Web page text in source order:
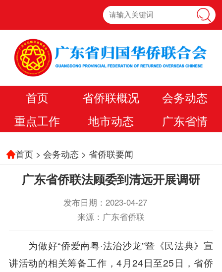
首页 省侨联概况
会务动态
重点工作
地市动态 广东省情
首页 >会务动态 >省侨联要闻
广东省侨联法顾委到清远开展调研
发布日期：2023-04-27
来源：广东省侨联
为做好“侨爱南粤·法治沙龙”暨《民法典》宣
讲活动的相关筹备工作，4月24日至25日，省侨